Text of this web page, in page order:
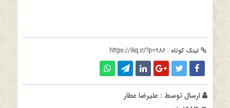
لینک کوتاه : https://ikq.ir/?p=986
ارسال توسط : علیرضا عطار